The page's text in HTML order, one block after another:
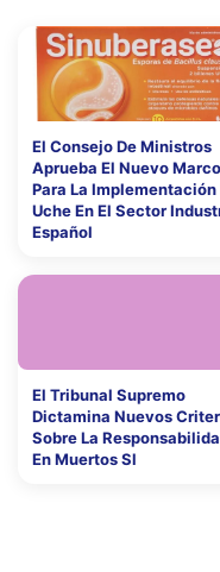
El Consejo De Ministros
Aprueba El Nuevo Marco
Para La Implementación
Uche En El Sector
Español
El Tribunal Supremo
Dictamina Nuevos
Sobre La
En Muertos Sl